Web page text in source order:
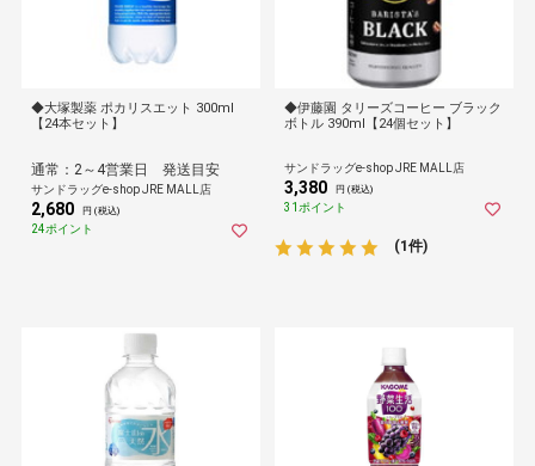
◆大塚製薬 ポカリスエット 300ml
【24本セット】
通常：2～4営業日 発送目安
サンドラッグe-shop JRE MALL店
2,680 円 (税込)
24ポイント
◆伊藤園 タリーズコーヒー ブラック
ボトル 390ml【24個セット】
サンドラッグe-shop JRE MALL店
3,380 円 (税込)
31ポイント
(1件)